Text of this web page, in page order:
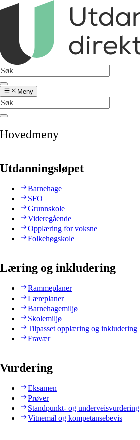
Meny
Hovedmeny
Utdanningsløpet
Barnehage
SFO
Grunnskole
Videregående
Opplæring for voksne
Folkehøgskole
Læring og inkludering
Rammeplaner
Læreplaner
Barnehagemiljø
Skolemiljø
Tilpasset opplæring og inkludering
Fravær
Vurdering
Eksamen
Prøver
Standpunkt- og underveisvurdering
Vitnemål og kompetansebevis